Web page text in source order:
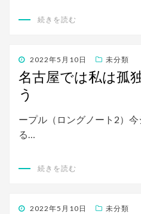
続きを読む
投
稿
日:
2022年5月10日 未分類
名古屋では私は孤
う
ープル（ロングノート2）
る…
続きを読む
投 2022年5月10日 未分類